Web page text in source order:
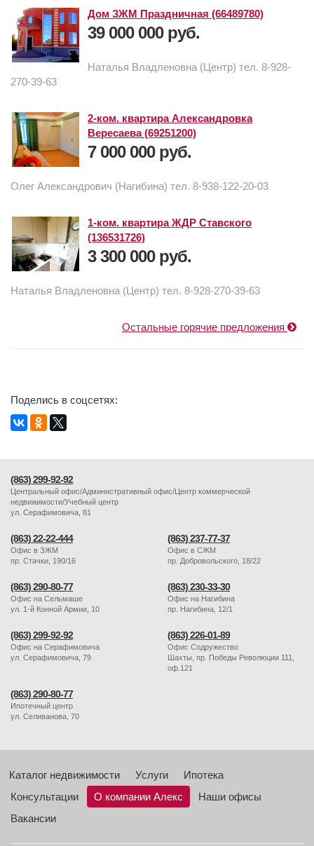
Дом ЗЖМ Праздничная (66489780)
39 000 000 руб.
Наталья Владленовна (Центр) тел. 8-928-
270-39-63
2-ком. квартира Александровка
Вересаева (69251200)
7 000 000 руб.
Олег Александрович (Нагибина) тел. 8-938-122-20-03
1-ком. квартира ЖДР Ставского
(136531726)
3 300 000 руб.
Наталья Владленовна (Центр) тел. 8-928-270-39-63
Остальные горячие предложения
Поделись в соцсетях:
(863) 299-92-92
Центральный офис/Административный офис/Центр коммерческой
недвижимости/Учебный центр
ул. Серафимовича, 81
(863) 22-22-444
Офис в ЗЖМ
пр. Стачки, 190/16
(863) 237-77-37
Офис в СЖМ
пр. Добровольского, 18/22
(863) 290-80-77
Офис на Сельмаше
ул. 1-й Конной Армии, 10
(863) 230-33-30
Офис на Нагибина
пр. Нагибина, 12/1
(863) 299-92-92
Офис на Серафимовича
ул. Серафимовича, 79
(863) 226-01-89
Офис Содружество
Шахты, пр. Победы Революции 111,
оф.121
(863) 290-80-77
Ипотечный центр
ул. Селиванова, 70
Каталог недвижимости Услуги
Ипотека
Консультации
О компании Алекс
Наши офисы
Вакансии